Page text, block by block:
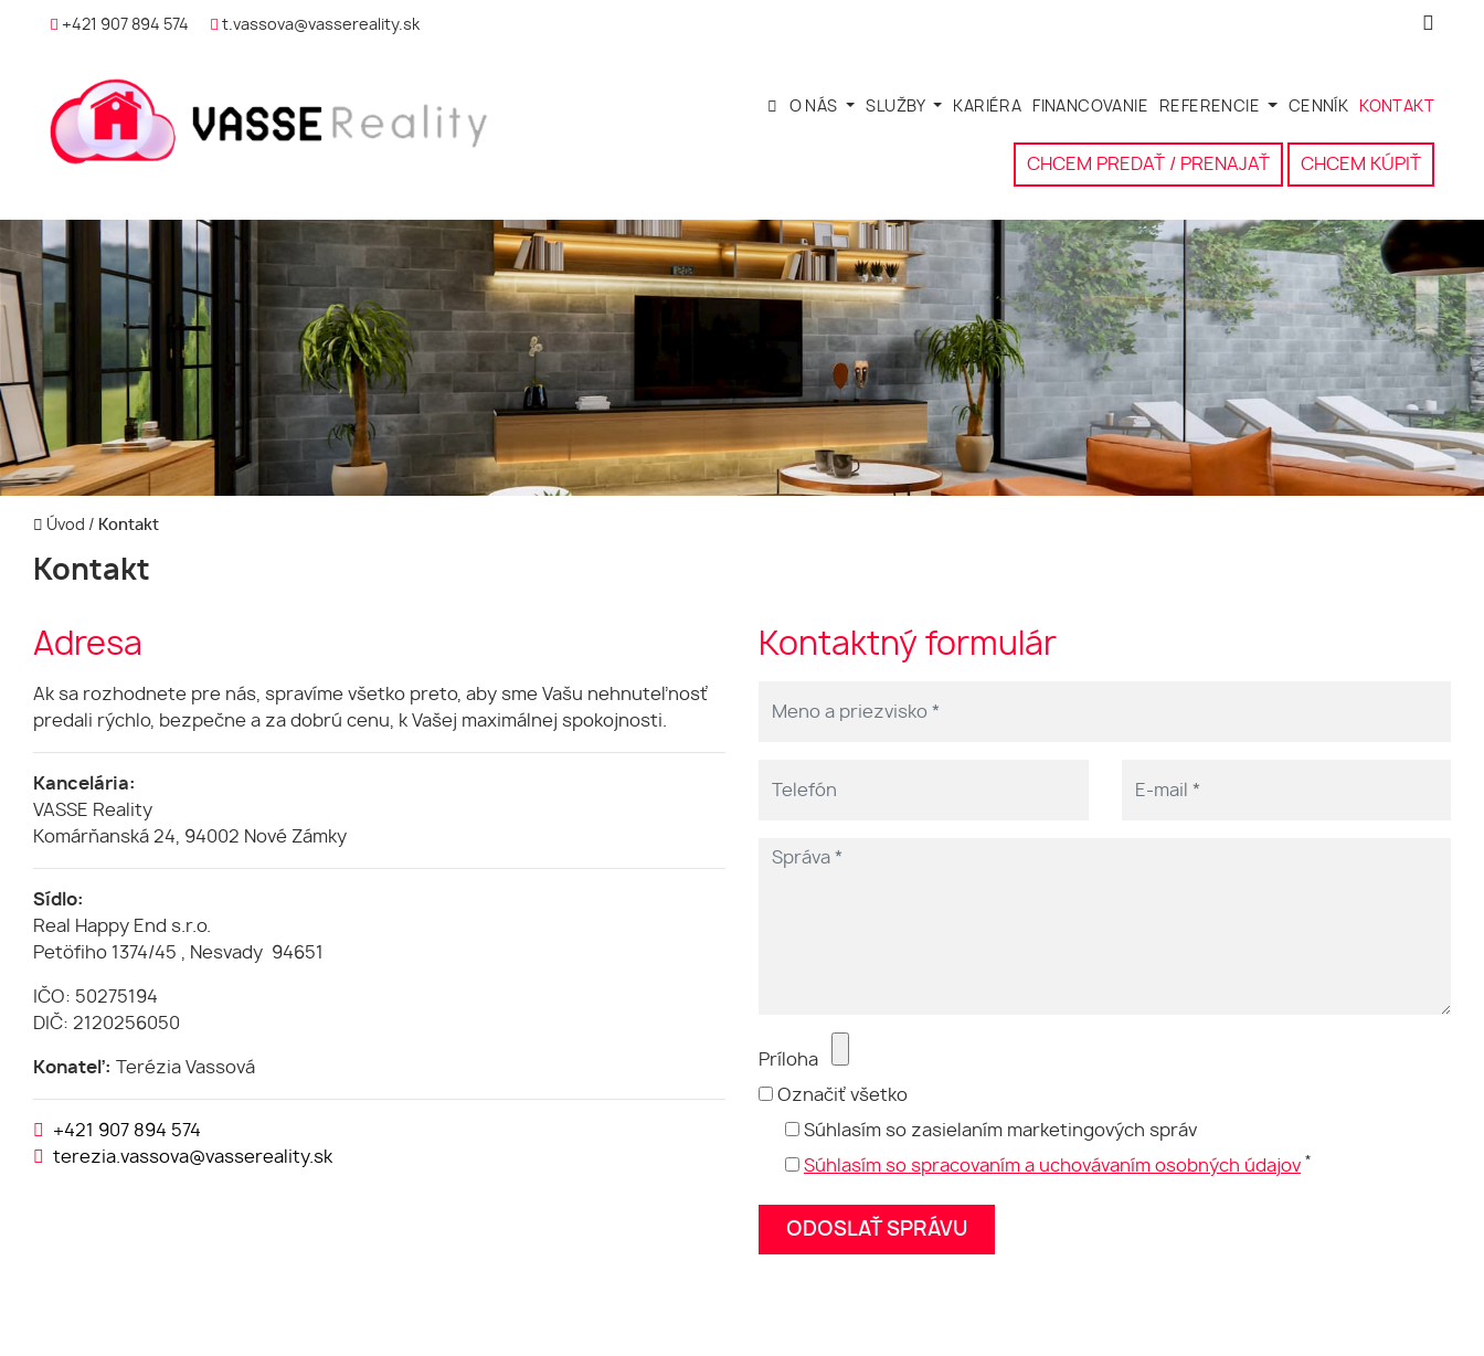
+421 907 894 574 t.vassova@vassereality.sk
CHCEM PREDAŤ / PRENAJAŤ CHCEM KÚPIŤ
O NÁS SLUŽBY KARIÉRA FINANCOVANIE REFERENCIE CENNÍK KONTAKT
Úvod / Kontakt
Kontakt
Adresa
Ak sa rozhodnete pre nás, spravíme všetko preto, aby sme Vašu nehnuteľnosť
predali rýchlo, bezpečne a za dobrú cenu, k Vašej maximálnej spokojnosti.
Kancelária:
VASSE Reality
Komárňanská 24, 94002 Nové Zámky
Sídlo:
Real Happy End s.r.o.
Petöfiho 1374/45 , Nesvady 94651
IČO: 50275194
DIČ: 2120256050
Konateľ: Terézia Vassová
+421 907 894 574
terezia.vassova@vassereality.sk
Kontaktný formulár
Príloha
Označiť všetko
Súhlasím so zasielaním marketingových správ
Súhlasím so spracovaním a uchovávaním osobných údajov *